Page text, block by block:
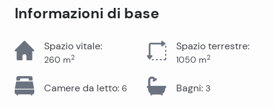
Informazioni di base
Spazio vitale:
260 m2
Spazio terrestre:
1050 m2
Camere da letto: 6 Bagni: 3